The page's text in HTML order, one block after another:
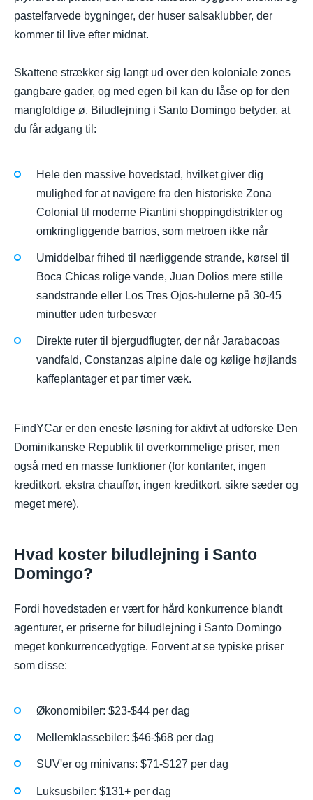
pastelfarvede bygninger, der huser salsaklubber, der
kommer til live efter midnat.
Skattene strækker sig langt ud over den koloniale zones
gangbare gader, og med egen bil kan du låse op for den
mangfoldige ø. Biludlejning i Santo Domingo betyder, at
du får adgang til:
Hele den massive hovedstad, hvilket giver dig
mulighed for at navigere fra den historiske Zona
Colonial til moderne Piantini shoppingdistrikter og
omkringliggende barrios, som metroen ikke når
Umiddelbar frihed til nærliggende strande, kørsel til
Boca Chicas rolige vande, Juan Dolios mere stille
sandstrande eller Los Tres Ojos-hulerne på 30-45
minutter uden turbesvær
Direkte ruter til bjergudflugter, der når Jarabacoas
vandfald, Constanzas alpine dale og kølige højlands
kaffeplantager et par timer væk.
FindYCar er den eneste løsning for aktivt at udforske Den
Dominikanske Republik til overkommelige priser, men
også med en masse funktioner (for kontanter, ingen
kreditkort, ekstra chauffør, ingen kreditkort, sikre sæder og
meget mere).
Hvad koster biludlejning i Santo
Domingo?
Fordi hovedstaden er vært for hård konkurrence blandt
agenturer, er priserne for biludlejning i Santo Domingo
meget konkurrencedygtige. Forvent at se typiske priser
som disse:
Økonomibiler: $23-$44 per dag
Mellemklassebiler: $46-$68 per dag
SUV'er og minivans: $71-$127 per dag
Luksusbiler: $131+ per dag